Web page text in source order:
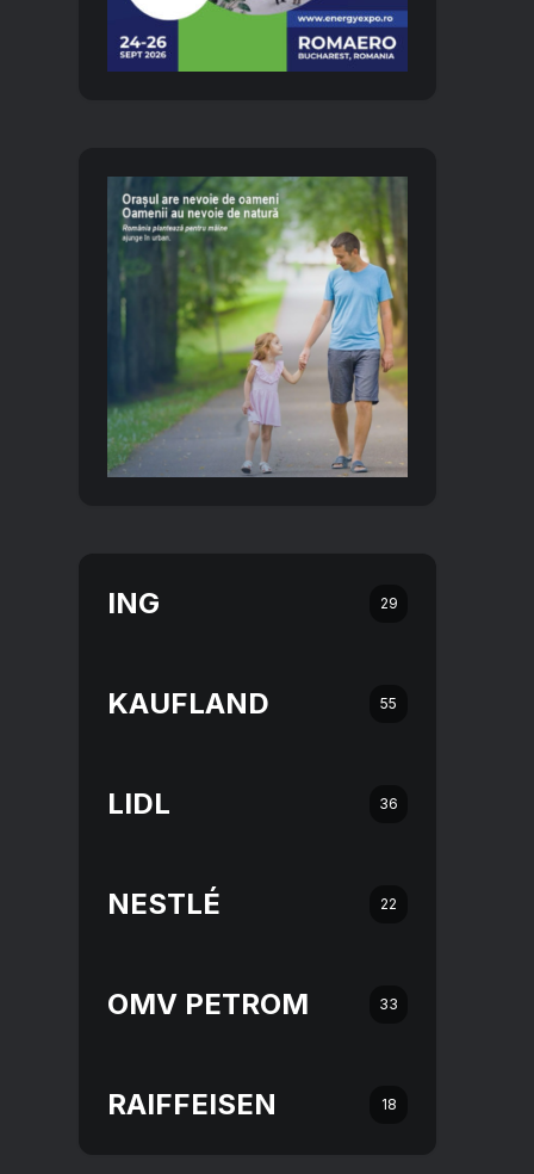
ING 29
KAUFLAND 55
LIDL 36
NESTLÉ 22
OMV PETROM 33
RAIFFEISEN 18